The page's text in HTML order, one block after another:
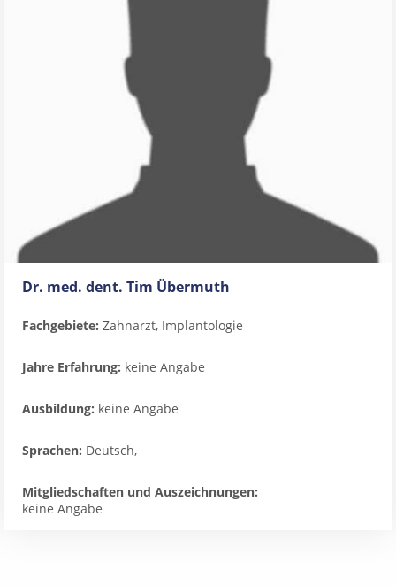
Dr. med. dent. Tim Übermuth
Fachgebiete: Zahnarzt, Implantologie
Jahre Erfahrung: keine Angabe
Ausbildung: keine Angabe
Sprachen: Deutsch,
Mitgliedschaften und Auszeichnungen:
keine Angabe